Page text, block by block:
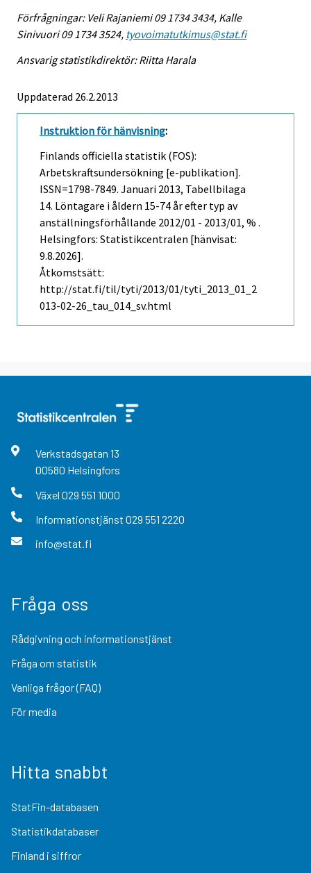
Förfrågningar: Veli Rajaniemi 09 1734 3434, Kalle
Sinivuori 09 1734 3524, tyovoimatutkimus@stat.fi
Ansvarig statistikdirektör: Riitta Harala
Uppdaterad 26.2.2013
Instruktion för hänvisning:
Finlands officiella statistik (FOS):
Arbetskraftsundersökning [e-publikation].
ISSN=1798-7849. Januari 2013, Tabellbilaga
14. Löntagare i åldern 15-74 år efter typ av
anställningsförhållande 2012/01 - 2013/01, % .
Helsingfors: Statistikcentralen [hänvisat:
9.8.2026].
Åtkomstsätt:
http://stat.fi/til/tyti/2013/01/tyti_2013_01_2
013-02-26_tau_014_sv.html
Verkstadsgatan 13
00580 Helsingfors
Växel 029 551 1000
Informationstjänst 029 551 2220
info@stat.fi
Fråga oss
Rådgivning och informationstjänst
Fråga om statistik
Vanliga frågor (FAQ)
För media
Hitta snabbt
StatFin-databasen
Statistikdatabaser
Finland i siffror